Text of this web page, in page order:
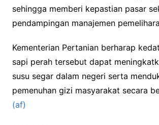
sehingga memberi kepastian pasar
pendampingan manajemen
Kementerian Pertanian berharap
sapi perah tersebut dapat
susu segar dalam negeri serta
pemenuhan gizi masyarakat secara
(af)